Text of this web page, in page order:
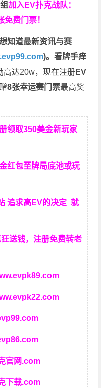
加入EV扑克战队：
免费门票！
知道最新资讯与赛
)。看牌手痒
高达20w，现在注册EV
8张幸运赛门票最高奖
领取350美金新玩家
红包至牌局底池或玩
追求高EV的决定就
送钱，注册免费转老
官网.com
下载.com